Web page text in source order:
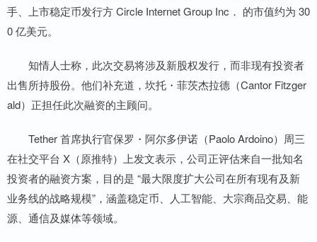
手、上市稳定币发行方 Circle Internet Group Inc． 的市值约为 30
0 亿美元。
知情人士称，此次交易将涉及新股权发行，而非现有投资者
出售所持股份。他们补充道，坎托・菲茨杰拉德（Cantor Fitzger
ald）正担任此次融资的主顾问。
Tether 首席执行官保罗・阿尔多伊诺（Paolo Ardoino）周三
在社交平台 X（原推特）上发文表示，公司正评估来自一批知名
投资者的融资方案，目的是 “最大限度扩大公司在所有现有及新
业务线的战略规模”，涵盖稳定币、人工智能、大宗商品交易、能
源、通信及媒体等领域。